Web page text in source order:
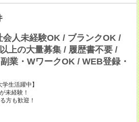
人未経験OK / ブランクOK /
上の大量募集 / 履歴書不要 /
業・WワークOK / WEB登録・
生活躍中】
未経験！
方も歓迎！